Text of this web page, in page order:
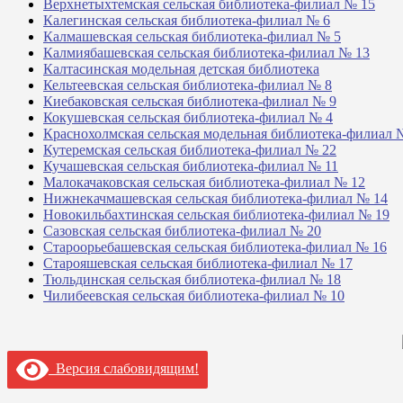
Верхнетыхтемская сельская библиотека-филиал № 15
Калегинская сельская библиотека-филиал № 6
Калмашевская сельская библиотека-филиал № 5
Калмиябашевская сельская библиотека-филиал № 13
Калтасинская модельная детская библиотека
Кельтеевская сельская библиотека-филиал № 8
Киебаковская сельская библиотека-филиал № 9
Кокушевская сельская библиотека-филиал № 4
Краснохолмская сельская модельная библиотека-филиал
Кутеремская сельская библиотека-филиал № 22
Кучашевская сельская библиотека-филиал № 11
Малокачаковская сельская библиотека-филиал № 12
Нижнекачмашевская сельская библиотека-филиал № 14
Новокильбахтинская сельская библиотека-филиал № 19
Сазовская сельская библиотека-филиал № 20
Староорьебашевская сельская библиотека-филиал № 16
Старояшевская сельская библиотека-филиал № 17
Тюльдинская сельская библиотека-филиал № 18
Чилибеевская сельская библиотека-филиал № 10
Версия слабовидящим!